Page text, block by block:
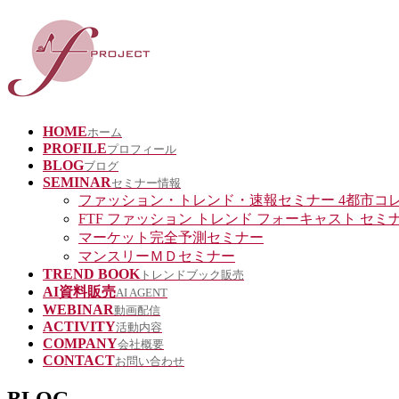
HOMEホーム
PROFILEプロフィール
BLOGブログ
SEMINARセミナー情報
ファッション・トレンド・速報セミナー 4都市コ
FTF ファッション トレンド フォーキャスト セミ
マーケット完全予測セミナー
マンスリーＭＤセミナー
TREND BOOK トレンドブック販売
AI資料販売AI AGENT
WEBINAR動画配信
ACTIVITY活動内容
COMPANY会社概要
CONTACTお問い合わせ